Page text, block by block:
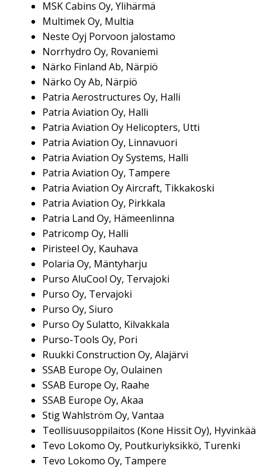
MSK Cabins Oy, Ylihärmä
Multimek Oy, Multia
Neste Oyj Porvoon jalostamo
Norrhydro Oy, Rovaniemi
Närko Finland Ab, Närpiö
Närko Oy Ab, Närpiö
Patria Aerostructures Oy, Halli
Patria Aviation Oy, Halli
Patria Aviation Oy Helicopters, Utti
Patria Aviation Oy, Linnavuori
Patria Aviation Oy Systems, Halli
Patria Aviation Oy, Tampere
Patria Aviation Oy Aircraft, Tikkakoski
Patria Aviation Oy, Pirkkala
Patria Land Oy, Hämeenlinna
Patricomp Oy, Halli
Piristeel Oy, Kauhava
Polaria Oy, Mäntyharju
Purso AluCool Oy, Tervajoki
Purso Oy, Tervajoki
Purso Oy, Siuro
Purso Oy Sulatto, Kilvakkala
Purso-Tools Oy, Pori
Ruukki Construction Oy, Alajärvi
SSAB Europe Oy, Oulainen
SSAB Europe Oy, Raahe
SSAB Europe Oy, Akaa
Stig Wahlström Oy, Vantaa
Teollisuusoppilaitos (Kone Hissit Oy), Hyvinkää
Tevo Lokomo Oy, Poutkuriyksikkö, Turenki
Tevo Lokomo Oy, Tampere